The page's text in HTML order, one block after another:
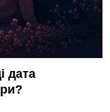
дата